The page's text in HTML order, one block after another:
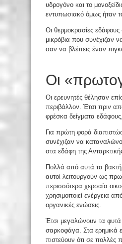
υδρογόνο και το
εντυπωσιακό όμως ήταν
Οι θερμοκρασίες
μικρόβια που συνέχιζαν
σαν να βλέπεις έναν
Οι
Οι ερευνητές θέλησαν
περιβάλλον. Έτσι πριν
φρέσκα δείγματα
Για πρώτη φορά
συνέχιζαν να
στα εδάφη της
Πολλά από αυτά τα
αυτοί λειτουργούν ως
περισσότερα χερσαία
χρησιμοποιεί ενέργεια
οργανικές ενώσεις.
Έτσι μεγαλώνουν τα
σαρκοφάγα. Στα ερημικά
πιστεύουν ότι σε πολλές